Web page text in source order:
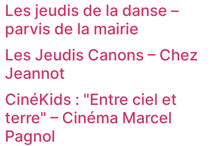
Les jeudis de la danse –
parvis de la mairie
Les Jeudis Canons – Chez
Jeannot
CinéKids : "Entre ciel et
terre" – Cinéma Marcel
Pagnol